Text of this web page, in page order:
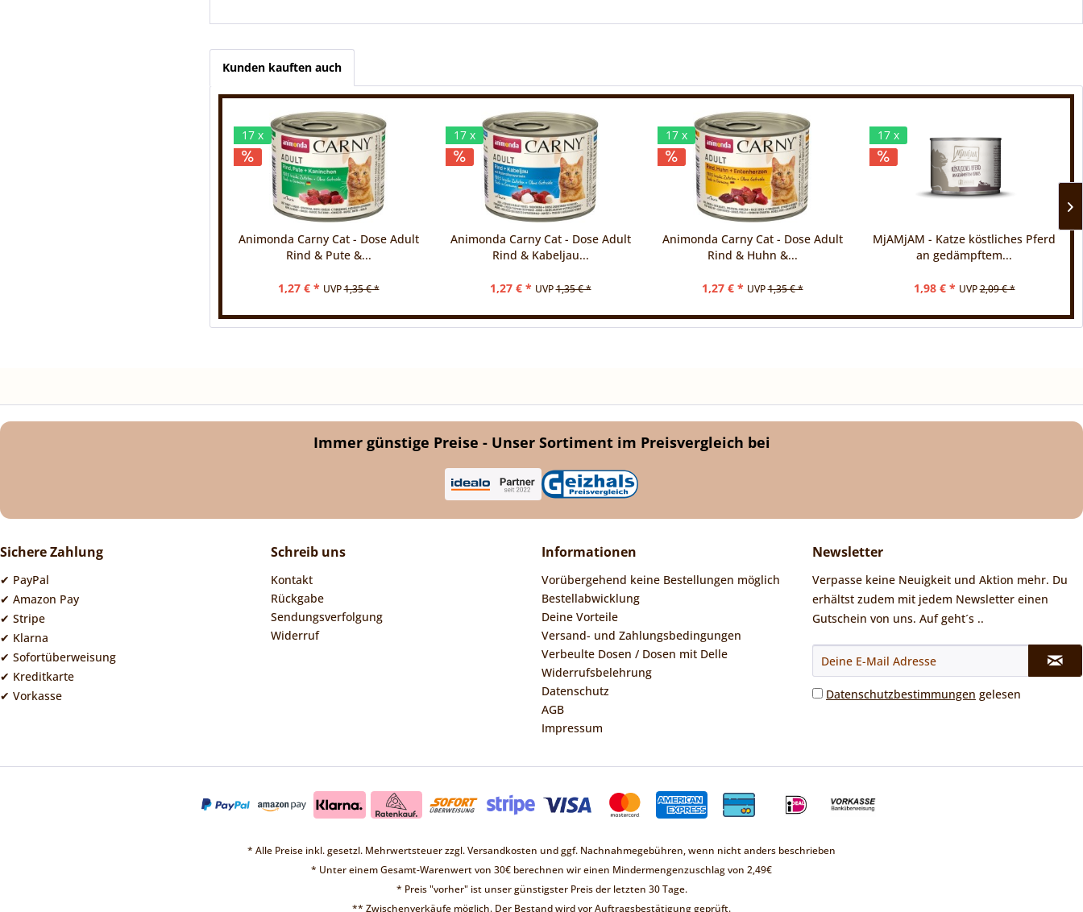
Kunden kauften auch
17 x
Animonda Carny Cat - Dose Adult
Rind & Pute &...
1,27 € * UVP1,35 € *
17 x
Animonda Carny Cat - Dose Adult
Rind & Kabeljau...
1,27 € * UVP1,35 € *
17 x
Animonda Carny Cat - Dose Adult
Rind & Huhn &...
1,27 € * UVP1,35 € *
17 x
MjAMjAM - Katze köstliches Pferd
an gedämpftem...
1,98 € * UVP2,09 € *
Immer günstige Preise - Unser Sortiment im Preisvergleich bei
Sichere Zahlung
✔ PayPal
✔ Amazon Pay
✔ Stripe
✔ Klarna
✔ Sofortüberweisung
✔ Kreditkarte
✔ Vorkasse
Schreib uns
Kontakt
Rückgabe
Sendungsverfolgung
Widerruf
Informationen
Vorübergehend keine Bestellungen möglich
Bestellabwicklung
Deine Vorteile
Versand- und Zahlungsbedingungen
Verbeulte Dosen / Dosen mit Delle
Widerrufsbelehrung
Datenschutz
AGB
Impressum
Newsletter
Verpasse keine Neuigkeit und Aktion mehr. Du
erhältst zudem mit jedem Newsletter einen
Gutschein von uns. Auf geht´s ..
Datenschutzbestimmungen gelesen
* Alle Preise inkl. gesetzl. Mehrwertsteuer zzgl.Versandkosten und ggf. Nachnahmegebühren, wenn nicht anders beschrieben
* Unter einem Gesamt-Warenwert von 30€ berechnen wir einen Mindermengenzuschlag von 2,49€
* Preis "vorher" ist unser günstigster Preis der letzten 30 Tage.
** Zwischenverkäufe möglich. Der Bestand wird vor Auftragsbestätigung geprüft.